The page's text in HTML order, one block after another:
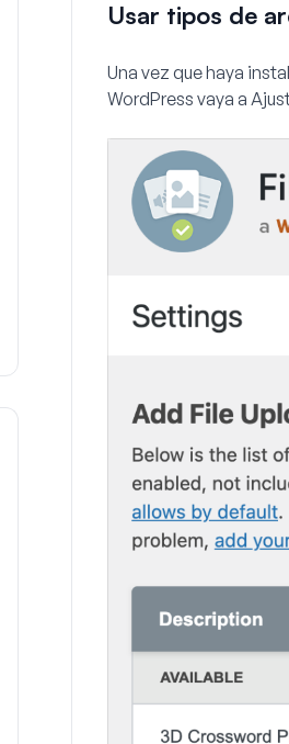
Usar tipos de
Una vez que haya
WordPress vaya a